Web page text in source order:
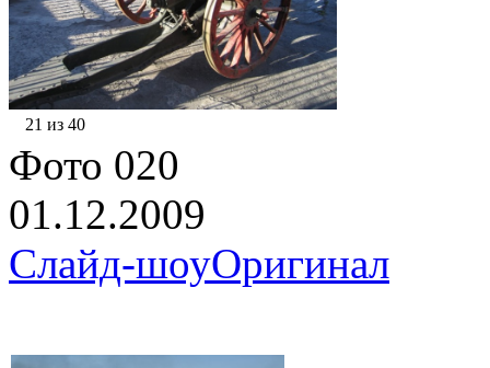
21 из 40
Фото 020
01.12.2009
Слайд-шоуОригинал